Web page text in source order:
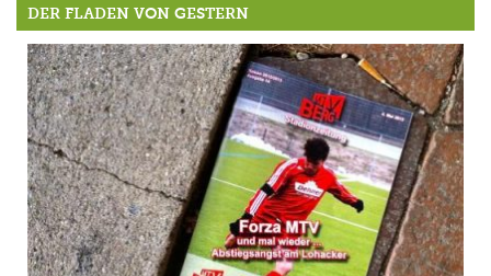
DER FLADEN VON GESTERN